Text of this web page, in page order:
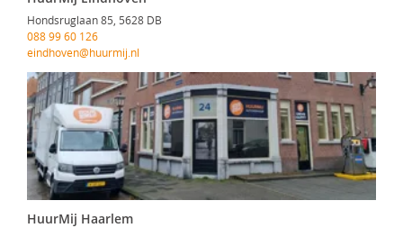
Hondsruglaan 85, 5628 DB
088 99 60 126
eindhoven@huurmij.nl
HuurMij Haarlem